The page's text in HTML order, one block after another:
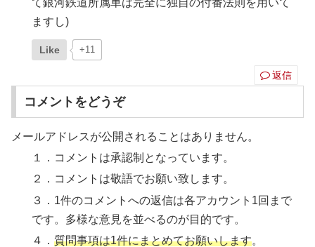
て銀河鉄道所属車は完全に独自の付番法則を用いて
ますし)
Like +11
返信
コメントをどうぞ
メールアドレスが公開されることはありません。
１．コメントは承認制となっています。
２．コメントは敬語でお願い致します。
３．1件のコメントへの返信は各アカウント1回まで
です。多様な意見を並べるのが目的です。
４．質問事項は1件にまとめてお願いします。